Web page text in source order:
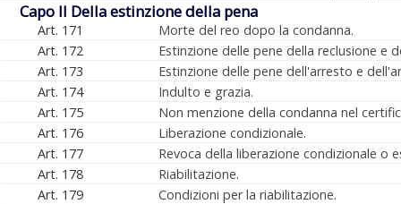
Capo II Della estinzione della pena
Art. 171
Morte del reo dopo la condanna.
Art. 172
Estinzione delle pene della reclusione e
Art. 173
Estinzione delle pene dell'arresto e
Art. 174
Indulto e grazia.
Art. 175
Non menzione della condanna nel
Art. 176
Liberazione condizionale.
Art. 177
Revoca della liberazione condizionale o
Art. 178
Riabilitazione.
Art. 179
Condizioni per la riabilitazione.